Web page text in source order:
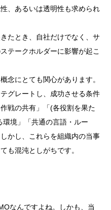
、あるいは透明性も求められ
たとき、自社だけでなく、サ
テークホルダーに影響が起こ
念にとても関心があります。
グレートし、成功させる条件
戦の共有」「(各役割を果た
境」「共通の言語・ルー
かし、これらを組織内の当事
も混沌としがちです。
なんですよね。しかも、当